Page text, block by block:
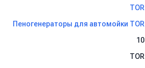
TOR
Пеногенераторы для автомойки TOR
10
TOR